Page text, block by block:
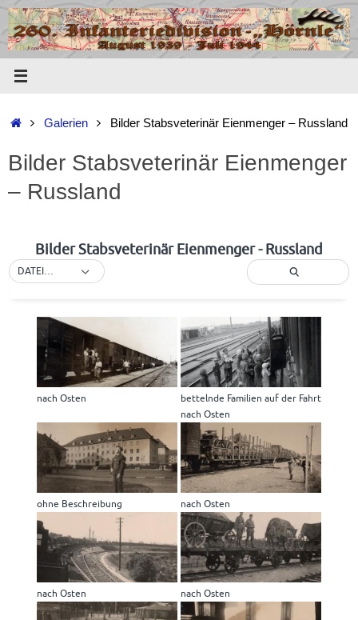
Zum
Inhalt
springen
StartGalerien Bilder Stabsveterinär Eienmenger – Russland
Bilder Stabsveterinär Eienmenger
– Russland
Bilder Stabsveterinär Eienmenger - Russland
DATEINAME
nach Osten
bettelnde Familien auf der Fahrt
nach Osten
ohne Beschreibung nach Osten
nach Osten nach Osten